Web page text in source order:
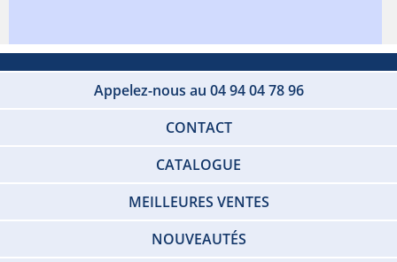
Appelez-nous au 04 94 04 78 96
CONTACT
CATALOGUE
MEILLEURES VENTES
NOUVEAUTÉS